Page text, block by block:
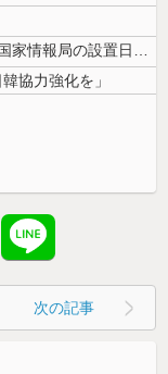
（ ´_ゝ`）中国「高市政権が法制化を進めた国家情報局の設置日が7月3...
協力強化を」
次の記事